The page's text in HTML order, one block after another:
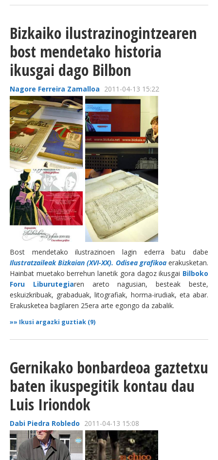
Bizkaiko ilustrazinogintzearen
bost mendetako historia
ikusgai dago Bilbon
Nagore Ferreira Zamalloa 2011-04-13 15:22
Bost mendetako ilustrazinoen lagin ederra batu dabe
Ilustratzaileak Bizkaian (XVI-XX). Odisea grafikoaerakusketan.
Hainbat muetako berrehun lanetik gora dagoz ikusgai Bilboko
Foru Liburutegiaren areto nagusian, besteak beste,
eskuizkribuak, grabaduak, litografiak, horma-irudiak, eta abar.
Erakusketea bagilaren 25era arte egongo da zabalik.
»» Ikusi argazki guztiak (9)
Gernikako bonbardeoa gaztetxu
baten ikuspegitik kontau dau
Luis Iriondok
Dabi Piedra Robledo 2011-04-13 15:08